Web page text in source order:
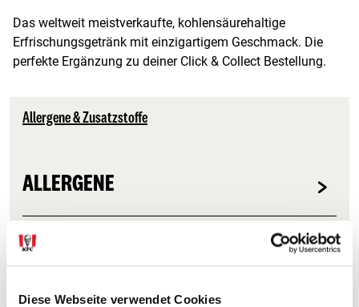
Diese Webseite verwendet Cookies
Das weltweit meistverkaufte, kohlensäurehaltige
Erfrischungsgetränk mit einzigartigem Geschmack. Die
perfekte Ergänzung zu deiner Click & Collect Bestellung.
Allergene & Zusatzstoffe
ALLERGENE
ZUSATZSTOFFE